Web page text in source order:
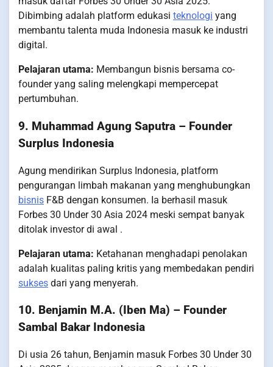
Dibimbing adalah platform edukasi teknologi yang
membantu talenta muda Indonesia masuk ke industri
digital.
Pelajaran utama: Membangun bisnis bersama co-
founder yang saling melengkapi mempercepat
pertumbuhan.
9. Muhammad Agung Saputra – Founder
Surplus Indonesia
Agung mendirikan Surplus Indonesia, platform
pengurangan limbah makanan yang menghubungkan
bisnis F&B dengan konsumen. Ia berhasil masuk
Forbes 30 Under 30 Asia 2024 meski sempat banyak
ditolak investor di awal .
Pelajaran utama: Ketahanan menghadapi penolakan
adalah kualitas paling kritis yang membedakan pendiri
sukses dari yang menyerah.
10. Benjamin M.A. (Iben Ma) – Founder
Sambal Bakar Indonesia
Di usia 26 tahun, Benjamin masuk Forbes 30 Under 30